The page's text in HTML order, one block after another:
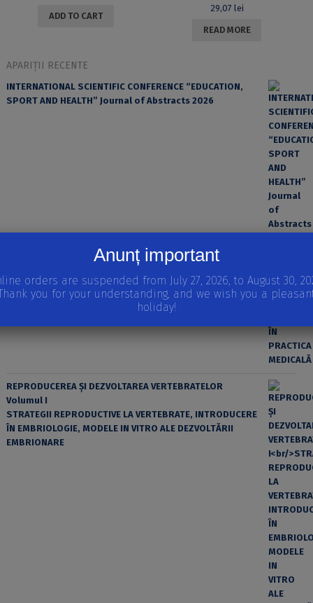
ADD TO CART
29,07 lei
READ MORE
APARIȚII RECENTE
INTERNATIONAL SCIENTIFIC CONFERENCE “EDUCATION,
SPORT AND HEALTH” Journal of Abstracts 2026
EROAREA ȘI FACTORUL UMAN ÎN PRACTICA MEDICALĂ
REPRODUCEREA ȘI DEZVOLTAREA VERTEBRATELOR
Volumul I
STRATEGII REPRODUCTIVE LA VERTEBRATE, INTRODUCERE
ÎN EMBRIOLOGIE, MODELE IN VITRO ALE DEZVOLTĂRII
EMBRIONARE
Anunț important
orders are suspended from July 27, 2026, to August 30,
you for your understanding, and we wish you a
holiday!